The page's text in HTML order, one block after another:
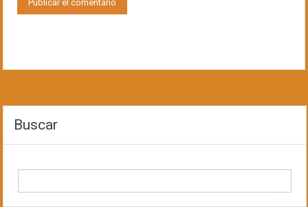
Buscar